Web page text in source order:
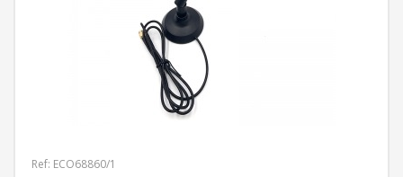
Ref: ECO68860/1